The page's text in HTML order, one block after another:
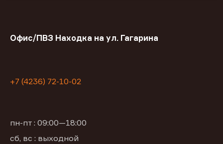
Офис/ПВЗ Находка на ул. Гагарина
+7 (4236) 72-10-02
пн-пт : 09:00—18:00
сб, вс : выходной